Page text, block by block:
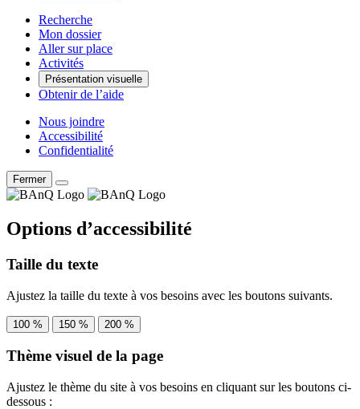
Recherche
Mon dossier
Aller sur place
Activités
Présentation visuelle
Obtenir de l’aide
Nous joindre
Accessibilité
Confidentialité
Fermer
Options d’accessibilité
Taille du texte
Ajustez la taille du texte à vos besoins avec les boutons suivants.
100 % 150 % 200 %
Thème visuel de la page
Ajustez le thème du site à vos besoins en cliquant sur les boutons ci-
dessous :